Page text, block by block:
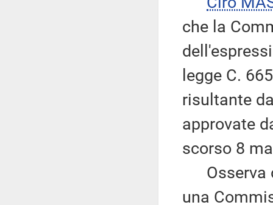
che la
legge C.
risultante
approvate
scorso 8
Osserva
una